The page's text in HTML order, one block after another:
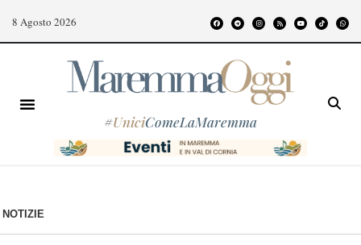
8 Agosto 2026
#UniciComeLaMaremma
NOTIZIE